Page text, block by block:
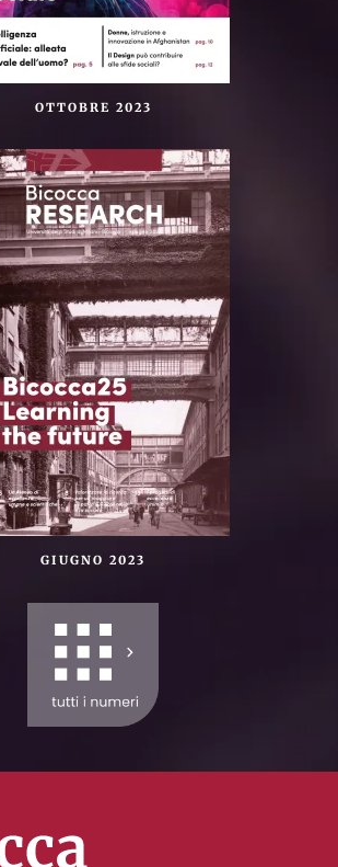
OTTOBRE 2023
GIUGNO 2023